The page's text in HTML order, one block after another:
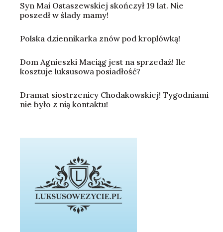
Syn Mai Ostaszewskiej skończył 19 lat. Nie
poszedł w ślady mamy!
Polska dziennikarka znów pod kroplówką!
Dom Agnieszki Maciąg jest na sprzedaż! Ile
kosztuje luksusowa posiadłość?
Dramat siostrzenicy Chodakowskiej! Tygodniami
nie było z nią kontaktu!